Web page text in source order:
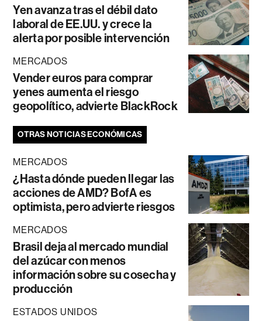
Yen avanza tras el débil dato
laboral de EE.UU. y crece la
alerta por posible intervención
MERCADOS
Vender euros para comprar
yenes aumenta el riesgo
geopolítico, advierte BlackRock
OTRAS NOTICIAS ECONÓMICAS
MERCADOS
¿Hasta dónde pueden llegar las
acciones de AMD? BofA es
optimista, pero advierte riesgos
MERCADOS
Brasil deja al mercado mundial
del azúcar con menos
información sobre su cosecha y
producción
ESTADOS UNIDOS